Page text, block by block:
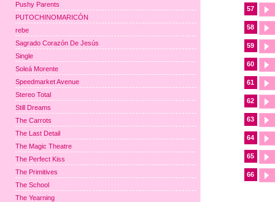
57
58
59
60
61
62
63
64
65
66
Pushy Parents
PUTOCHINOMARICÓN
rebe
Sagrado Corazón De Jesús
Single
Soleá Morente
Speedmarket Avenue
Stereo Total
Still Dreams
The Carrots
The Last Detail
The Magic Theatre
The Perfect Kiss
The Primitives
The School
The Yearning